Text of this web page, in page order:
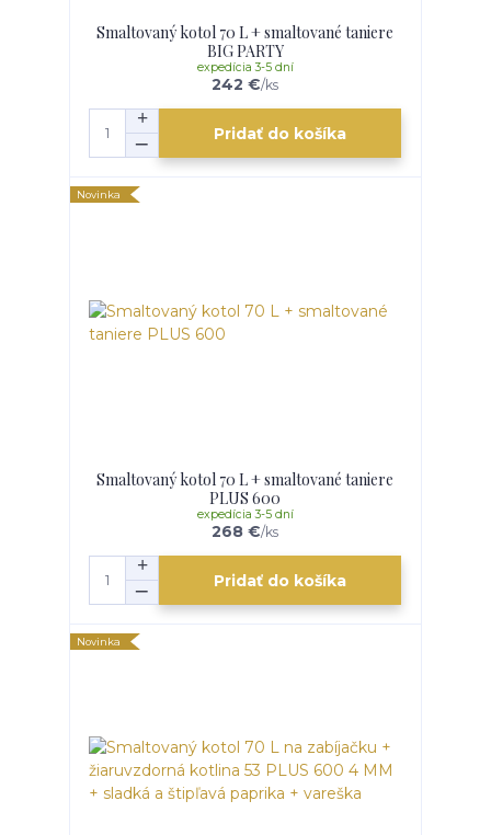
Smaltovaný kotol 70 L + smaltované taniere
BIG PARTY
242 €/ks
expedícia 3-5 dní
Pridať do košíka
Novinka
Smaltovaný kotol 70 L + smaltované taniere
PLUS 600
268 €/ks
expedícia 3-5 dní
Pridať do košíka
Novinka